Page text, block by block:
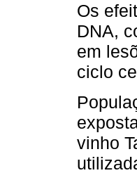
Os
DNA,
em
ciclo
vinho